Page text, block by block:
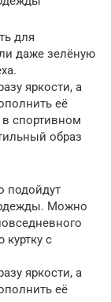
для
даже зелёную
яркости, а
её
спортивном
образ
подойдут
одежды. Можно
с
яркости, а
её